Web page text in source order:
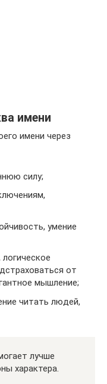
имени
имени через
силу;
умение
от
мышление;
читать людей,
лучше
характера.